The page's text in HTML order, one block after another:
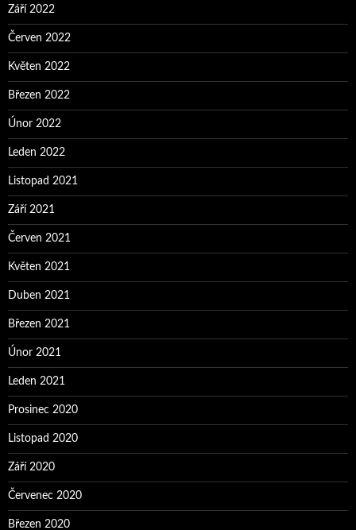
Září 2022
Červen 2022
Květen 2022
Březen 2022
Únor 2022
Leden 2022
Listopad 2021
Září 2021
Červen 2021
Květen 2021
Duben 2021
Březen 2021
Únor 2021
Leden 2021
Prosinec 2020
Listopad 2020
Září 2020
Červenec 2020
Březen 2020